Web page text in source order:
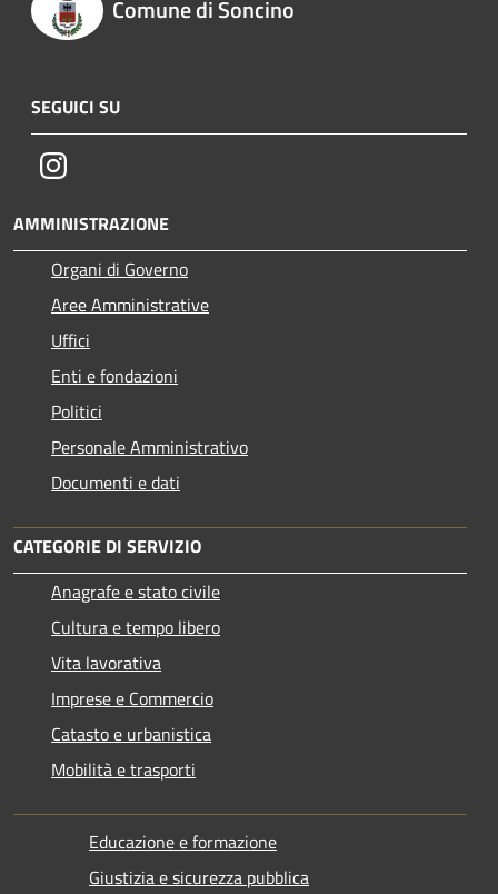
Comune di Soncino
SEGUICI SU
Instagram
AMMINISTRAZIONE
Organi di Governo
Aree Amministrative
Uffici
Enti e fondazioni
Politici
Personale Amministrativo
Documenti e dati
CATEGORIE DI SERVIZIO
Anagrafe e stato civile
Cultura e tempo libero
Vita lavorativa
Imprese e Commercio
Catasto e urbanistica
Mobilità e trasporti
Educazione e formazione
Giustizia e sicurezza pubblica